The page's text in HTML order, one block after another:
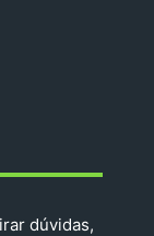
dúvidas,